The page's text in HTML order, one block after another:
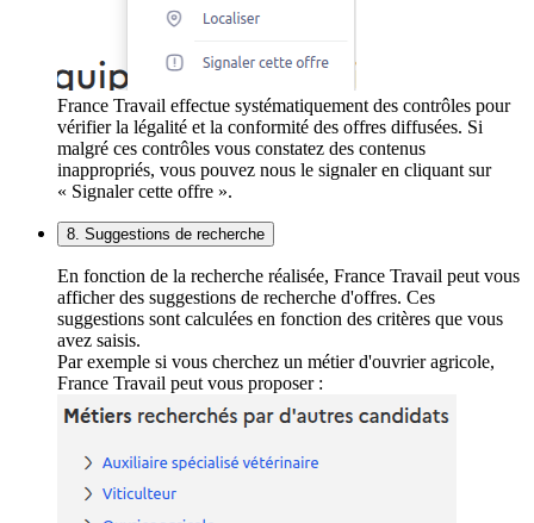
France Travail effectue systématiquement des contrôles pour
vérifier la légalité et la conformité des offres diffusées. Si
malgré ces contrôles vous constatez des contenus
inappropriés, vous pouvez nous le signaler en cliquant sur
« Signaler cette offre ».
8. Suggestions de recherche
En fonction de la recherche réalisée, France Travail peut vous
afficher des suggestions de recherche d'offres. Ces
suggestions sont calculées en fonction des critères que vous
avez saisis.
Par exemple si vous cherchez un métier d'ouvrier agricole,
France Travail peut vous proposer :